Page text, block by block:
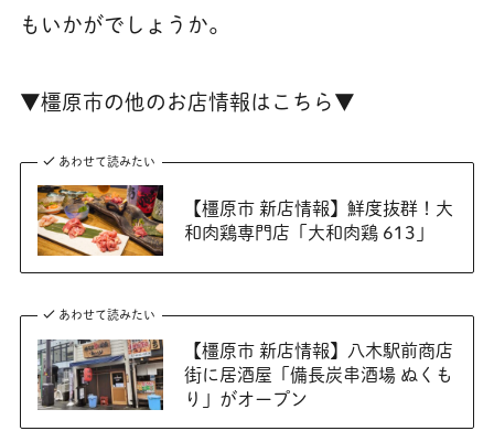
もいかがでしょうか。
▼橿原市の他のお店情報はこちら▼
あわせて読みたい
【橿原市 新店情報】鮮度抜群！大
和肉鶏専門店「大和肉鶏 613」
あわせて読みたい
【橿原市 新店情報】八木駅前商店
街に居酒屋「備長炭串酒場 ぬくも
り」がオープン